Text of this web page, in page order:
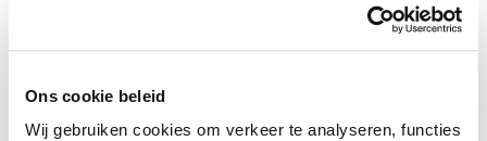
Ons cookie beleid
Wij gebruiken cookies om verkeer te analyseren, functies